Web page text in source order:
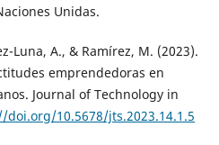
Unidas.
Luna, A., & Ramírez, M. (2023).
emprendedoras en
Journal of Technology in
doi.org/10.5678/jts.2023.14.1.5